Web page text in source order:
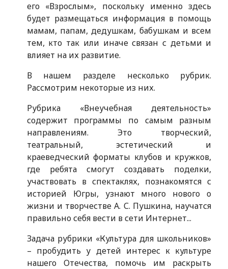
его «Взрослым», поскольку именно здесь
будет размещаться информация в помощь
мамам, папам, дедушкам, бабушкам и всем
тем, кто так или иначе связан с детьми и
влияет на их развитие.
В нашем разделе несколько рубрик.
Рассмотрим некоторые из них.
Рубрика «Внеучебная деятельность»
содержит программы по самым разным
направлениям. Это творческий,
театральный, эстетический и
краеведческий форматы клубов и кружков,
где ребята смогут создавать поделки,
участвовать в спектаклях, познакомятся с
историей Югры, узнают много нового о
жизни и творчестве А. С. Пушкина, научатся
правильно себя вести в сети Интернет...
Задача рубрики «Культура для школьников»
– пробудить у детей интерес к культуре
нашего Отечества, помочь им раскрыть